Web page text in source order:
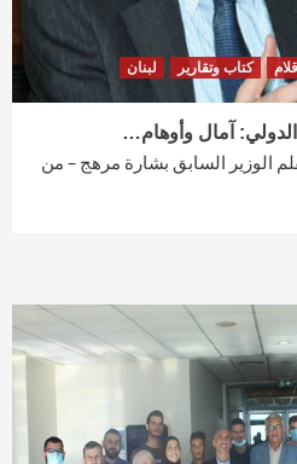
كتاب وتقارير لبنان
آمال وأوهام…
الوزير السابق بشارة مرهج – من